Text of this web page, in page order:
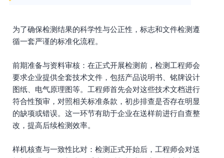
为了确保检测结果的科学性与公正性，标志和文件检测遵
循一套严谨的标准化流程。
前期准备与资料审核：在正式开展检测前，检测工程师会
要求企业提供全套技术文件，包括产品说明书、铭牌设计
图纸、电气原理图等。工程师首先会对这些技术文档进行
符合性预审，对照相关标准条款，初步排查是否存在明显
的缺项或错误。这一环节有助于企业在送样前进行自查整
改，提高后续检测效率。
样机核查与一致性比对：检测正式开始后，工程师会对送